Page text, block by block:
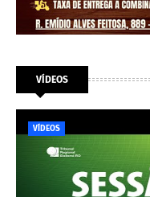
VÍDEOS
VÍDEOS